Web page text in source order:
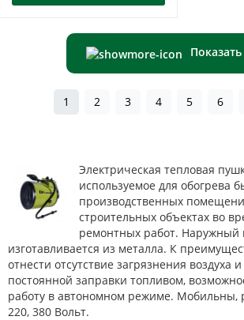
1 2 3 4 5 6
Электрическая тепловая
используемое для обогрева
производственных
строительных объектах во
ремонтных работ. Наружный
изготавливается из металла. К
отнести отсутствие загрязнения воздуха
постоянной заправки топливом,
работу в автономном режиме. Мобильны,
220, 380 Вольт.